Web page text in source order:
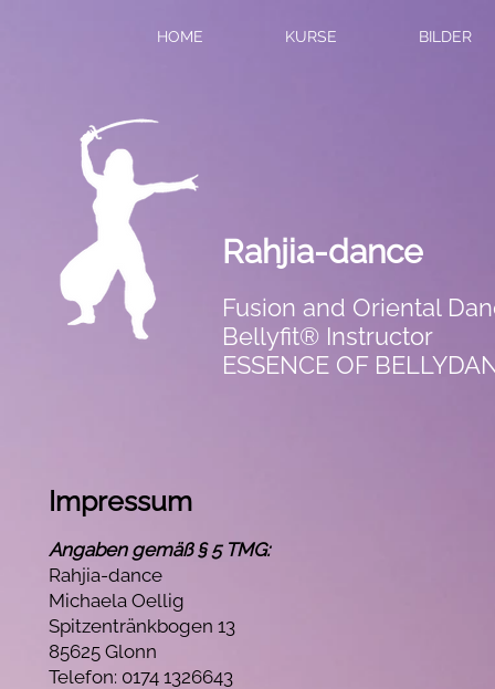
HOME KURSE BILDER
Rahjia-dance
Fusion and Oriental
Bellyfit® Instructor
ESSENCE OF
Impressum
Angaben gemäß § 5 TMG:
Rahjia-dance
Michaela Oellig
Spitzentränkbogen 13
85625 Glonn
Telefon: 0174 1326643